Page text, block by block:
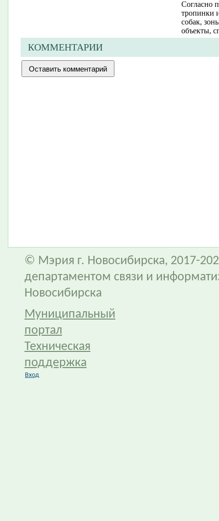
Согласно
тропинки
собак,
объекты,
КОММЕНТАРИИ
© Мэрия г. Новосибирска, 2017-
департаментом связи и
Новосибирска
Муниципальный
портал
Техническая
поддержка
Вход